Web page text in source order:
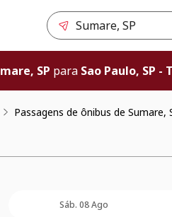
SP para Sao Paulo, SP -
Passagens de ônibus de Sumare,
Sáb. 08 Ago